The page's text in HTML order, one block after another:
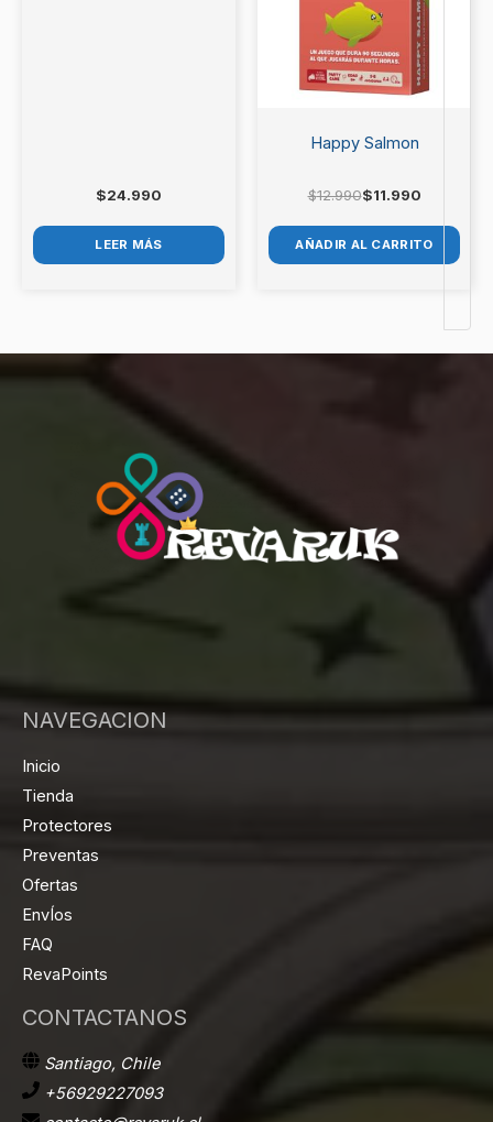
$24.990
LEER MÁS
Happy Salmon
$12.990$11.990
AÑADIR AL CARRITO
NAVEGACION
Inicio
Tienda
Protectores
Preventas
Ofertas
EnvÍos
FAQ
RevaPoints
CONTACTANOS
Santiago, Chile
+56929227093